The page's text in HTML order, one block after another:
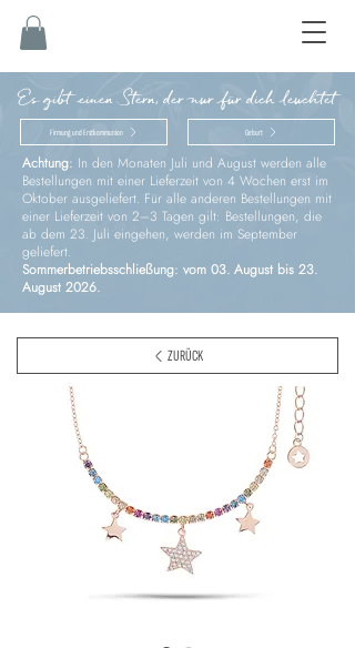
Es gibt einen Stern, der nur für dich leuchtet
Firmung und Erstkommunion Geburt
Achtung: In den Monaten Juli und August werden alle
Bestellungen mit einer Lieferzeit von 4 Wochen erst im
Oktober ausgeliefert. Für alle anderen Bestellungen mit
einer Lieferzeit von 2–3 Tagen gilt: Bestellungen, die
ab dem 23. Juli eingehen, werden im September
geliefert.
Sommerbetriebsschließung: vom 03. August bis 23.
August 2026.
ZURÜCK